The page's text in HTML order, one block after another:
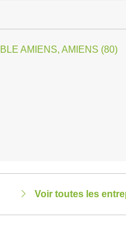
AMIENS, AMIENS (80)
Voir toutes les